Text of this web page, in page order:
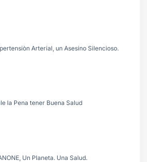
Arterial, un Asesino Silencioso.
la Pena tener Buena Salud
Un Planeta. Una Salud.